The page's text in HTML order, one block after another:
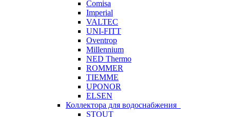
Comisa
Imperial
VALTEC
UNI-FITT
Oventrop
Millennium
NED Thermo
ROMMER
TIEMME
UPONOR
ELSEN
Коллектора для водоснабжения
STOUT